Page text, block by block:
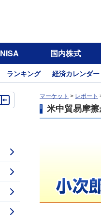
NISA 国内株式
ランキング 経済カレンダー
マーケット > レポート
米中貿易摩